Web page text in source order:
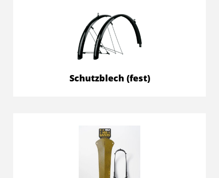
Schutzblech (fest)